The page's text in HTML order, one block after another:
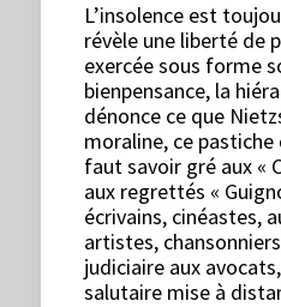
L’insolence est
révèle une liberté de
exercée sous forme
bienpensance, la
dénonce ce que
moraline, ce
faut savoir gré aux «
aux regrettés «
écrivains, cinéastes,
artistes,
judiciaire aux
salutaire mise à